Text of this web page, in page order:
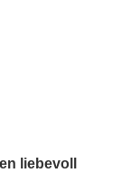
liebevoll